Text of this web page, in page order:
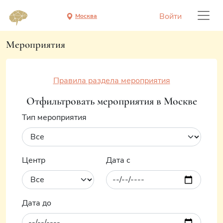
Москва Войти
Мероприятия
Правила раздела мероприятия
Отфильтровать мероприятия в Москве
Тип мероприятия
Центр Дата с
Дата до